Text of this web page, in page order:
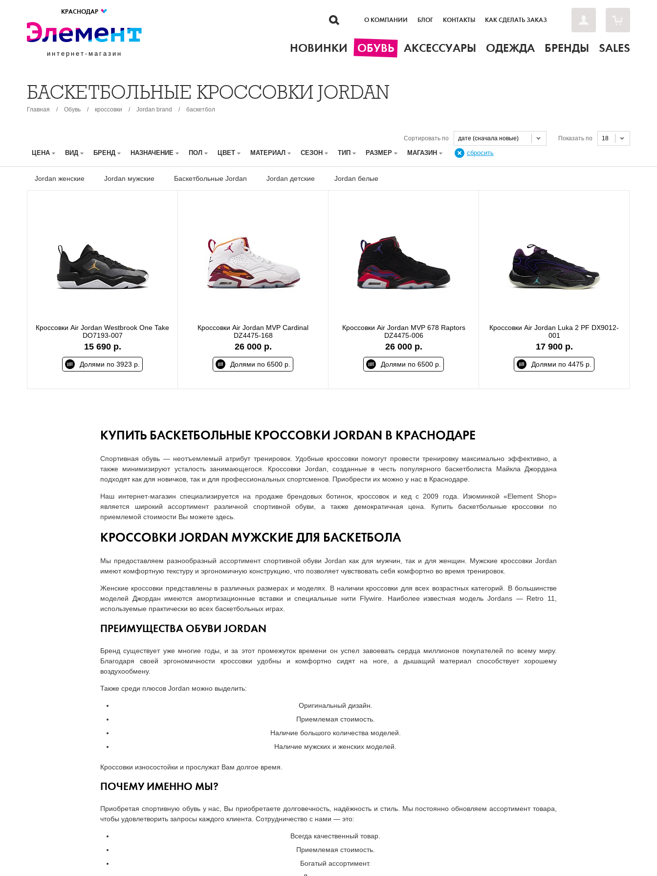
КРАСНОДАР
интернет-магазин
О КОМПАНИИ БЛОГ КОНТАКТЫ КАК СДЕЛАТЬ ЗАКАЗ
НОВИНКИ ОБУВЬ АКСЕССУАРЫ ОДЕЖДА БРЕНДЫ SALES
БАСКЕТБОЛЬНЫЕ КРОССОВКИ JORDAN
Главная / Обувь / кроссовки / Jordan brand / баскетбол
Показать по 18
Сортировать по дате (сначала новые)
ЦЕНА ВИД БРЕНД НАЗНАЧЕНИЕ ПОЛ ЦВЕТ МАТЕРИАЛ СЕЗОН ТИП РАЗМЕР МАГАЗИН сбросить
Jordan женские Jordan мужские Баскетбольные Jordan Jordan детские Jordan белые
Кроссовки Air Jordan Westbrook One Take
DO7193-007
15 690 р.
Долями по 3923 р.
Кроссовки Air Jordan MVP Cardinal
DZ4475-168
26 000 р.
Долями по 6500 р.
Кроссовки Air Jordan MVP 678 Raptors
DZ4475-006
26 000 р.
Долями по 6500 р.
Кроссовки Air Jordan Luka 2 PF DX9012-
001
17 900 р.
Долями по 4475 р.
КУПИТЬ БАСКЕТБОЛЬНЫЕ КРОССОВКИ JORDAN В КРАСНОДАРЕ
Спортивная обувь — неотъемлемый атрибут тренировок. Удобные кроссовки помогут провести тренировку максимально эффективно, а
также минимизируют усталость занимающегося. Кроссовки Jordan, созданные в честь популярного баскетболиста Майкла Джордана
подходят как для новичков, так и для профессиональных спортсменов. Приобрести их можно у нас в Краснодаре.
Наш интернет-магазин специализируется на продаже брендовых ботинок, кроссовок и кед с 2009 года. Изюминкой «Element Shop»
является широкий ассортимент различной спортивной обуви, а также демократичная цена. Купить баскетбольные кроссовки по
приемлемой стоимости Вы можете здесь.
КРОССОВКИ JORDAN МУЖСКИЕ ДЛЯ БАСКЕТБОЛА
Мы предоставляем разнообразный ассортимент спортивной обуви Jordan как для мужчин, так и для женщин. Мужские кроссовки Jordan
имеют комфортную текстуру и эргономичную конструкцию, что позволяет чувствовать себя комфортно во время тренировок.
Женские кроссовки представлены в различных размерах и моделях. В наличии кроссовки для всех возрастных категорий. В большинстве
моделей Джордан имеются амортизационные вставки и специальные нити Flywire. Наиболее известная модель Jordans — Retro 11,
используемые практически во всех баскетбольных играх.
ПРЕИМУЩЕСТВА ОБУВИ JORDAN
Бренд существует уже многие годы, и за этот промежуток времени он успел завоевать сердца миллионов покупателей по всему миру.
Благодаря своей эргономичности кроссовки удобны и комфортно сидят на ноге, а дышащий материал способствует хорошему
воздухообмену.
Также среди плюсов Jordan можно выделить:
Оригинальный дизайн.
Приемлемая стоимость.
Наличие большого количества моделей.
Наличие мужских и женских моделей.
Кроссовки износостойки и прослужат Вам долгое время.
ПОЧЕМУ ИМЕННО МЫ?
Приобретая спортивную обувь у нас, Вы приобретаете долговечность, надёжность и стиль. Мы постоянно обновляем ассортимент товара,
чтобы удовлетворить запросы каждого клиента. Сотрудничество с нами — это:
Всегда качественный товар.
Приемлемая стоимость.
Богатый ассортимент.